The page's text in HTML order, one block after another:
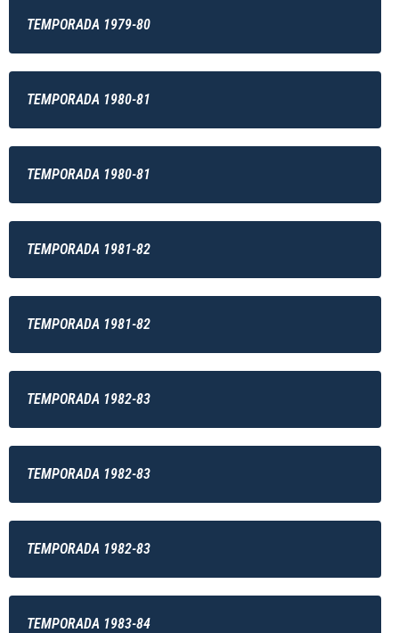
TEMPORADA 1979-80
TEMPORADA 1980-81
TEMPORADA 1980-81
TEMPORADA 1981-82
TEMPORADA 1981-82
TEMPORADA 1982-83
TEMPORADA 1982-83
TEMPORADA 1982-83
TEMPORADA 1983-84